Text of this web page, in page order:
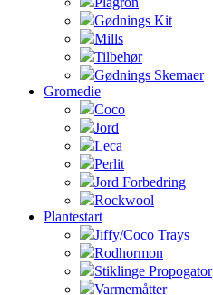
Gødnings Kit
Mills
Tilbehør
Gødnings Skemaer
Gromedie
Coco
Jord
Leca
Perlit
Jord Forbedring
Rockwool
Plantestart
Jiffy/Coco Trays
Rodhormon
Stiklinge Propogator
Varmemåtter